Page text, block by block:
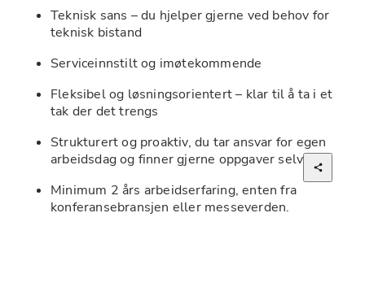
Teknisk sans – du hjelper gjerne ved behov for
teknisk bistand
Serviceinnstilt og imøtekommende
Fleksibel og løsningsorientert – klar til å ta i et
tak der det trengs
Strukturert og proaktiv, du tar ansvar for egen
arbeidsdag og finner gjerne oppgaver selv
Minimum 2 års arbeidserfaring, enten fra
konferansebransjen eller messeverden.